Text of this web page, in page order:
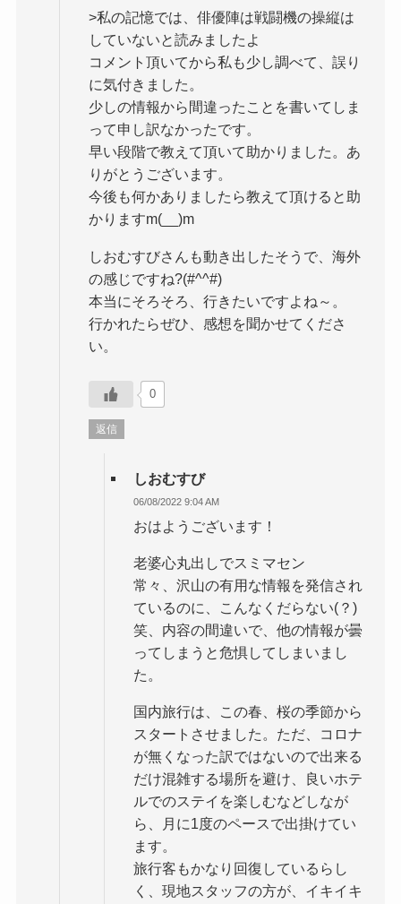
>私の記憶では、俳優陣は戦闘機の操縦は
していないと読みましたよ
コメント頂いてから私も少し調べて、誤り
に気付きました。
少しの情報から間違ったことを書いてしま
って申し訳なかったです。
早い段階で教えて頂いて助かりました。あ
りがとうございます。
今後も何かありましたら教えて頂けると助
かりますm(__)m
しおむすびさんも動き出したそうで、海外
の感じですね?(#^^#)
本当にそろそろ、行きたいですよね～。
行かれたらぜひ、感想を聞かせてくださ
い。
0
返信
しおむすび
06/08/2022 9:04 AM
おはようございます！
老婆心丸出しでスミマセン
常々、沢山の有用な情報を発信され
ているのに、こんなくだらない(？)
笑、内容の間違いで、他の情報が曇
ってしまうと危惧してしまいまし
た。
国内旅行は、この春、桜の季節から
スタートさせました。ただ、コロナ
が無くなった訳ではないので出来る
だけ混雑する場所を避け、良いホテ
ルでのステイを楽しむなどしなが
ら、月に1度のペースで出掛けてい
ます。
旅行客もかなり回復しているらし
く、現地スタッフの方が、イキイキ